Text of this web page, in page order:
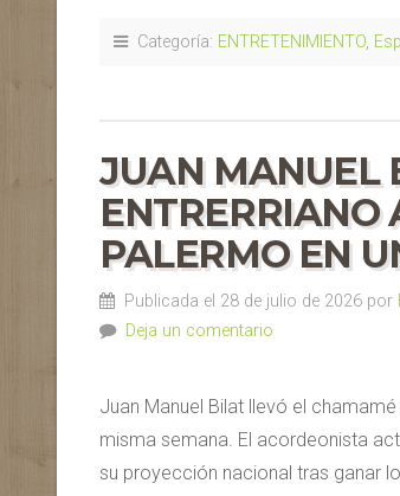
Categoría: ENTRETENIMIENTO,
JUAN MANUEL
ENTRERRIANO
PALERMO EN
Publicada el 28 de julio de 2026 por
Deja un comentario
Juan Manuel Bilat llevó el
misma semana. El acordeonista
su proyección nacional tras ganar